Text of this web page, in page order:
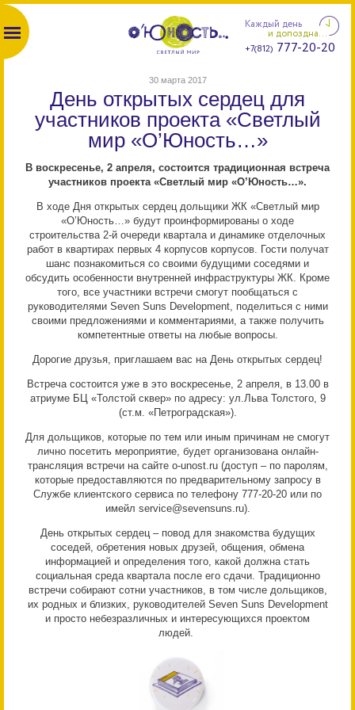
Каждый день
и допоздна...
+7(812) 777-20-20
30 марта 2017
День открытых сердец для
участников проекта «Светлый
мир «О’Юность…»
В воскресенье, 2 апреля, состоится традиционная встреча
участников проекта «Светлый мир «О’Юность…».
В ходе Дня открытых сердец дольщики ЖК «Светлый мир
«О’Юность…» будут проинформированы о ходе
строительства 2-й очереди квартала и динамике отделочных
работ в квартирах первых 4 корпусов корпусов. Гости получат
шанс познакомиться со своими будущими соседями и
обсудить особенности внутренней инфраструктуры ЖК. Кроме
того, все участники встречи смогут пообщаться с
руководителями Seven Suns Development, поделиться с ними
своими предложениями и комментариями, а также получить
компетентные ответы на любые вопросы.
Дорогие друзья, приглашаем вас на День открытых сердец!
Встреча состоится уже в это воскресенье, 2 апреля, в 13.00 в
атриуме БЦ «Толстой сквер» по адресу: ул.Льва Толстого, 9
(ст.м. «Петроградская»).
Для дольщиков, которые по тем или иным причинам не смогут
лично посетить мероприятие, будет организована онлайн-
трансляция встречи на сайте o-unost.ru (доступ – по паролям,
которые предоставляются по предварительному запросу в
Службе клиентского сервиса по телефону 777-20-20 или по
имейл service@sevensuns.ru).
День открытых сердец – повод для знакомства будущих
соседей, обретения новых друзей, общения, обмена
информацией и определения того, какой должна стать
социальная среда квартала после его сдачи. Традиционно
встречи собирают сотни участников, в том числе дольщиков,
их родных и близких, руководителей Seven Suns Development
и просто небезразличных и интересующихся проектом
людей.